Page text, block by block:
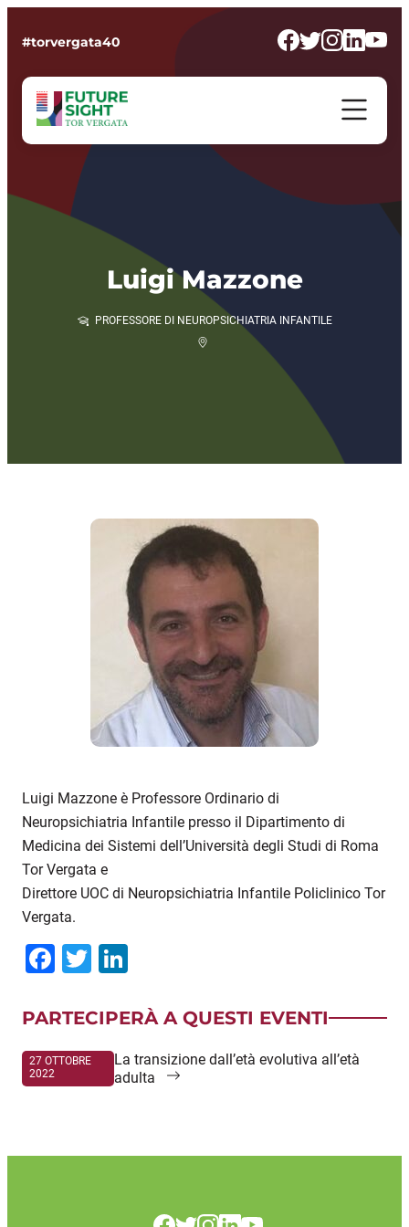
#torvergata40
Luigi Mazzone
PROFESSORE DI NEUROPSICHIATRIA INFANTILE
Luigi Mazzone è Professore Ordinario di
Neuropsichiatria Infantile presso il Dipartimento di
Medicina dei Sistemi dell’Università degli Studi di Roma
Tor Vergata e
Direttore UOC di Neuropsichiatria Infantile Policlinico Tor
Vergata.
Facebook
Twitter
PARTECIPERÀ A QUESTI EVENTI
27 OTTOBRE
2022
La transizione dall’età evolutiva all’età
adulta